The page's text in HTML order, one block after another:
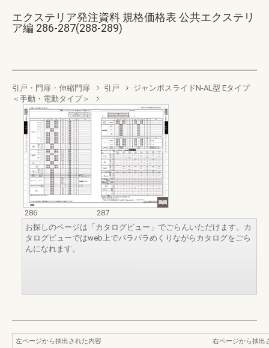
エクステリア発注資料 規格価格表 公共エクステリ
ア編 286-287(288-289)
引戸・門扉・伸縮門扉 引戸
ジャンボスライドN-AL型 Eタイプ
＜手動・電動タイプ＞
286
287
お探しのページは「カタログビュー」でごらんいただけます。カ
タログビューではweb上でパラパラめくりながらカタログをごら
んになれます。
左ページから抽出された内容
右ページから抽出